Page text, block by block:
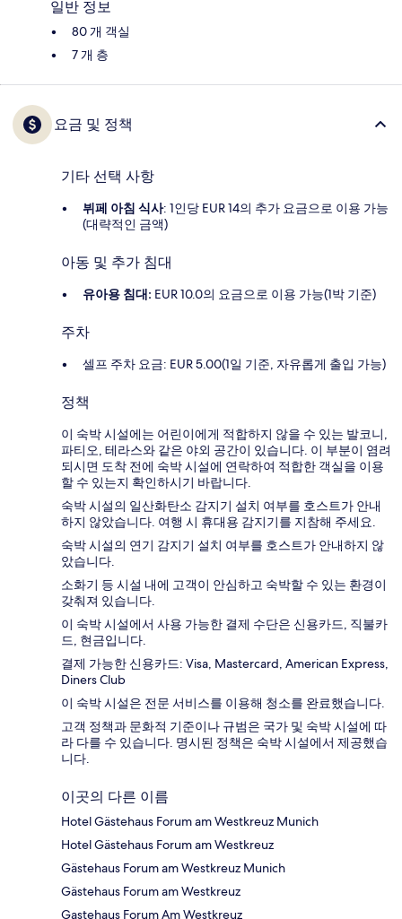
일반 정보
80 개 객실
7 개 층
요금 및 정책
기타 선택 사항
뷔페 아침 식사: 1인당 EUR 14의 추가 요금으로 이용 가능
(대략적인 금액)
아동 및 추가 침대
유아용 침대: EUR 10.0의 요금으로 이용 가능(1박 기준)
주차
셀프 주차 요금: EUR 5.00(1일 기준, 자유롭게 출입 가능)
정책
이 숙박 시설에는 어린이에게 적합하지 않을 수 있는 발코니,
파티오, 테라스와 같은 야외 공간이 있습니다. 이 부분이 염려
되시면 도착 전에 숙박 시설에 연락하여 적합한 객실을 이용
할 수 있는지 확인하시기 바랍니다.
숙박 시설의 일산화탄소 감지기 설치 여부를 호스트가 안내
하지 않았습니다. 여행 시 휴대용 감지기를 지참해 주세요.
숙박 시설의 연기 감지기 설치 여부를 호스트가 안내하지 않
았습니다.
소화기 등 시설 내에 고객이 안심하고 숙박할 수 있는 환경이
갖춰져 있습니다.
이 숙박 시설에서 사용 가능한 결제 수단은 신용카드, 직불카
드, 현금입니다.
결제 가능한 신용카드: Visa, Mastercard, American Express,
Diners Club
이 숙박 시설은 전문 서비스를 이용해 청소를 완료했습니다.
고객 정책과 문화적 기준이나 규범은 국가 및 숙박 시설에 따
라 다를 수 있습니다. 명시된 정책은 숙박 시설에서 제공했습
니다.
이곳의 다른 이름
Hotel Gästehaus Forum am Westkreuz Munich
Hotel Gästehaus Forum am Westkreuz
Gästehaus Forum am Westkreuz Munich
Gästehaus Forum am Westkreuz
Gastehaus Forum Am Westkreuz